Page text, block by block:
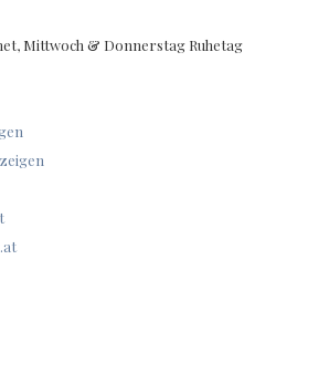
Mittwoch & Donnerstag Ruhetag